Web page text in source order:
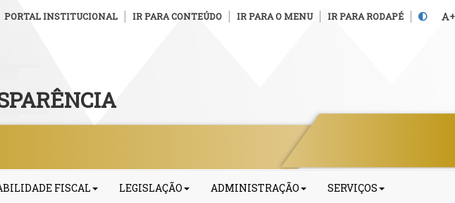
PORTAL INSTITUCIONAL IR PARA CONTEÚDO IR PARA O MENU IR PARA RODAPÉ +
FISCAL LEGISLAÇÃO ADMINISTRAÇÃO SERVIÇOS